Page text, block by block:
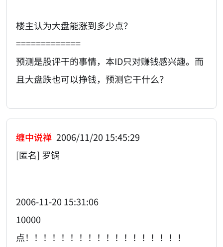
楼主认为大盘能涨到多少点？
=============
预测是股评干的事情，本ID只对赚钱感兴趣。而
且大盘跌也可以挣钱，预测它干什么？
缠中说禅 2006/11/20 15:45:29
[匿名] 罗锅
2006-11-20 15:31:06
10000
点！！！！！！！！！！！！！！！！！！